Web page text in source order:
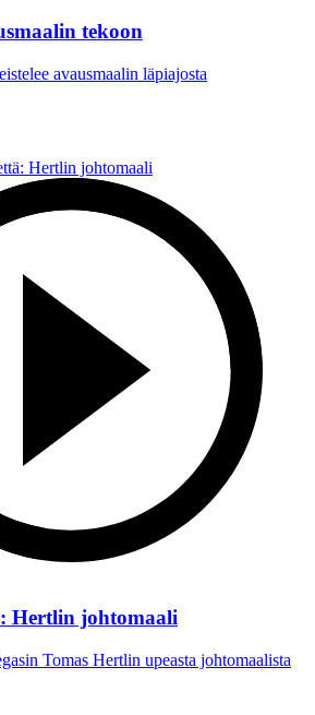
tekoon
avausmaalin läpiajosta
Hertlin johtomaali
Tomas Hertlin upeasta johtomaalista